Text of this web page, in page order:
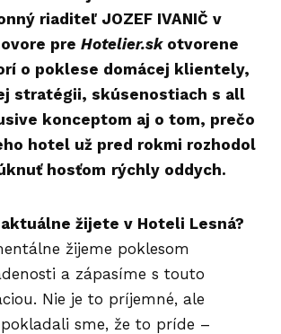
riaditeľ JOZEF IVANIČ v
pre Hotelier.skotvorene
o poklese domácej klientely,
stratégii, skúsenostiach s all
konceptom aj o tom, prečo
hotel už pred rokmi rozhodol
hosťom rýchly oddych.
žijete v Hoteli Lesná?
žijeme poklesom
a zápasíme s touto
Nie je to príjemné, ale
sme, že to príde –